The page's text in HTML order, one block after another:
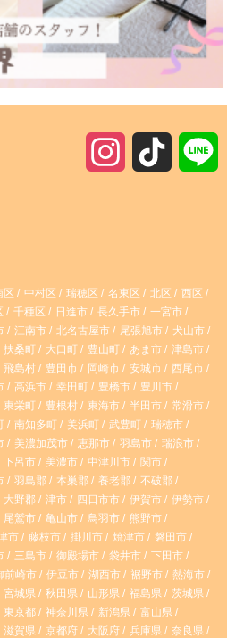
a
g
r
a
m
o
k
区 中村区 瑞穂区 名東区 北区
西区
千種区 日進市 長久手市
一宮市
江南市 北名古屋市 尾張旭市
犬山市
扶桑町 大口町 豊山町 あま市
津島市
飛島村 豊田市 岡崎市 安城市
西尾市
高浜市 幸田町 豊橋市
豊川市
東栄町 豊根村 東海市 半田市
常滑市
南知多町 美浜町 武豊町
瑞穂市
美濃加茂市 恵那市 羽島市
瑞浪市
下呂市 美濃市 中津川市
関市
羽島郡 本巣郡 養老郡
不破郡
大野郡 津市 四日市市 伊賀市
伊勢市
尾鷲市 亀山市 鳥羽市
熊野市
市 藤枝市 掛川市 焼津市
磐田市
三島市 御殿場市 袋井市
下田市
前崎市 伊豆市 湖西市 裾野市
熱海市
宮城県 秋田県 山形県 福島県
茨城県
東京都 神奈川県 新潟県
富山県
滋賀県 京都府 大阪府 兵庫県
奈良県